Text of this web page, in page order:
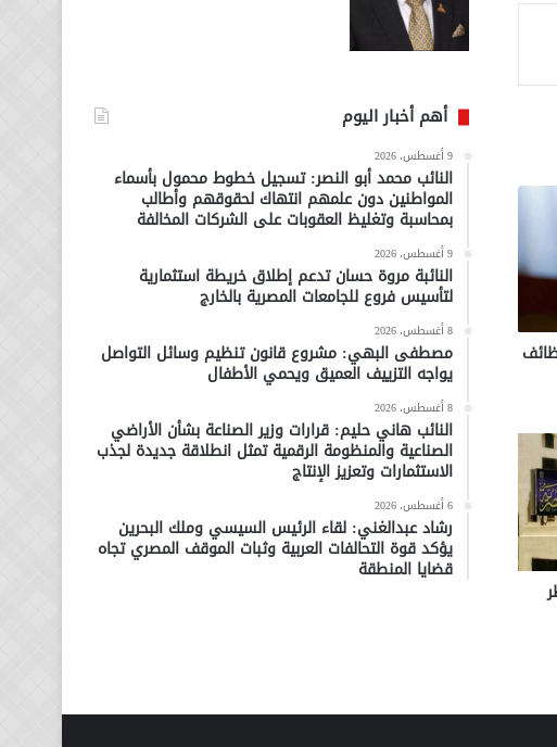
أهم أخبار اليوم
9 أغسطس، 2026
النائب محمد أبو النصر: تسجيل خطوط محمول بأسماء
المواطنين دون علمهم انتهاك لحقوقهم وأطالب
بمحاسبة وتغليظ العقوبات على الشركات المخالفة
9 أغسطس، 2026
النائبة مروة حسان تدعم إطلاق خريطة استثمارية
لتأسيس فروع للجامعات المصرية بالخارج
8 أغسطس، 2026
مصطفى البهي: مشروع قانون تنظيم وسائل التواصل
يواجه التزييف العميق ويحمي الأطفال
8 أغسطس، 2026
النائب هاني حليم: قرارات وزير الصناعة بشأن الأراضي
الصناعية والمنظومة الرقمية تمثل انطلاقة جديدة لجذب
الاستثمارات وتعزيز الإنتاج
6 أغسطس، 2026
رشاد عبدالغني: لقاء الرئيس السيسي وملك البحرين
يؤكد قوة التحالفات العربية وثبات الموقف المصري تجاه
قضايا المنطقة